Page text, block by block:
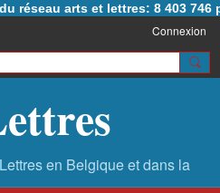
réseau arts et lettres: 8 403 746
Connexion